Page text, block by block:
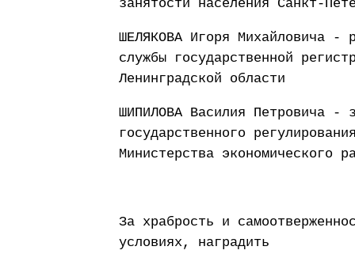
занятости населения Санкт-
ШЕЛЯКОВА Игоря Михайловича -
службы государственной
Ленинградской области
ШИПИЛОВА Василия Петровича -
государственного
Министерства экономического
За храбрость и
условиях, наградить